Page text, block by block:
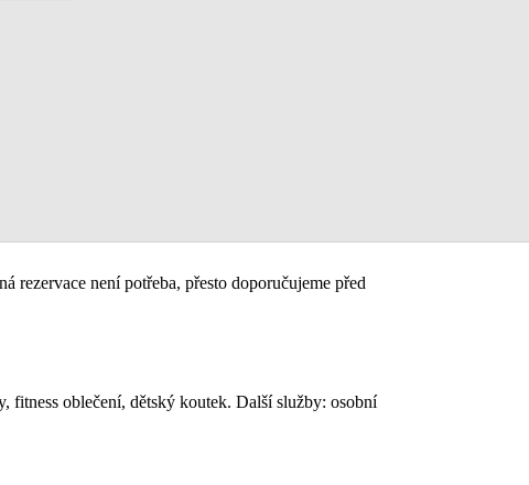
není potřeba, přesto doporučujeme před
fitness oblečení, dětský koutek. Další služby: osobní